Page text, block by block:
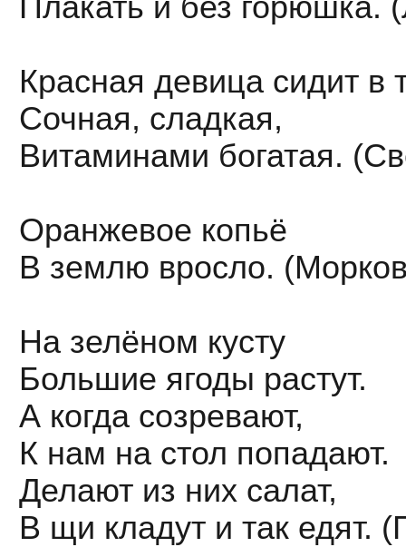
Красная девица сидит в
Сочная, сладкая,
Витаминами богатая.
Оранжевое копьё
В землю вросло.
На зелёном кусту
Большие ягоды растут.
А когда созревают,
К нам на стол попадают.
Делают из них салат,
В щи кладут и так едят.